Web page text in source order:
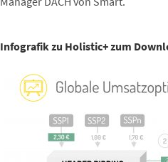
Infografik zu Holistic+ zum